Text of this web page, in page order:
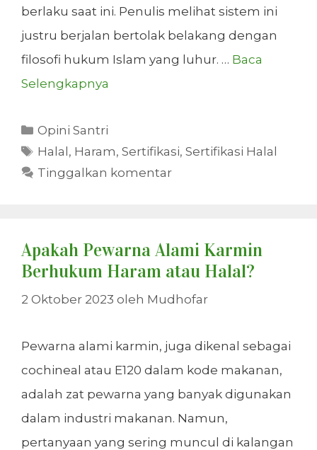
berlaku saat ini. Penulis melihat sistem ini
justru berjalan bertolak belakang dengan
filosofi hukum Islam yang luhur. … Baca
Selengkapnya
Kategori
Opini Santri
Tag
Halal , Haram,Sertifikasi,Sertifikasi Halal
Tinggalkan komentar
Apakah Pewarna Alami Karmin
Berhukum Haram atau Halal?
2 Oktober 2023 oleh Mudhofar
Pewarna alami karmin, juga dikenal sebagai
cochineal atau E120 dalam kode makanan,
adalah zat pewarna yang banyak digunakan
dalam industri makanan. Namun,
pertanyaan yang sering muncul di kalangan